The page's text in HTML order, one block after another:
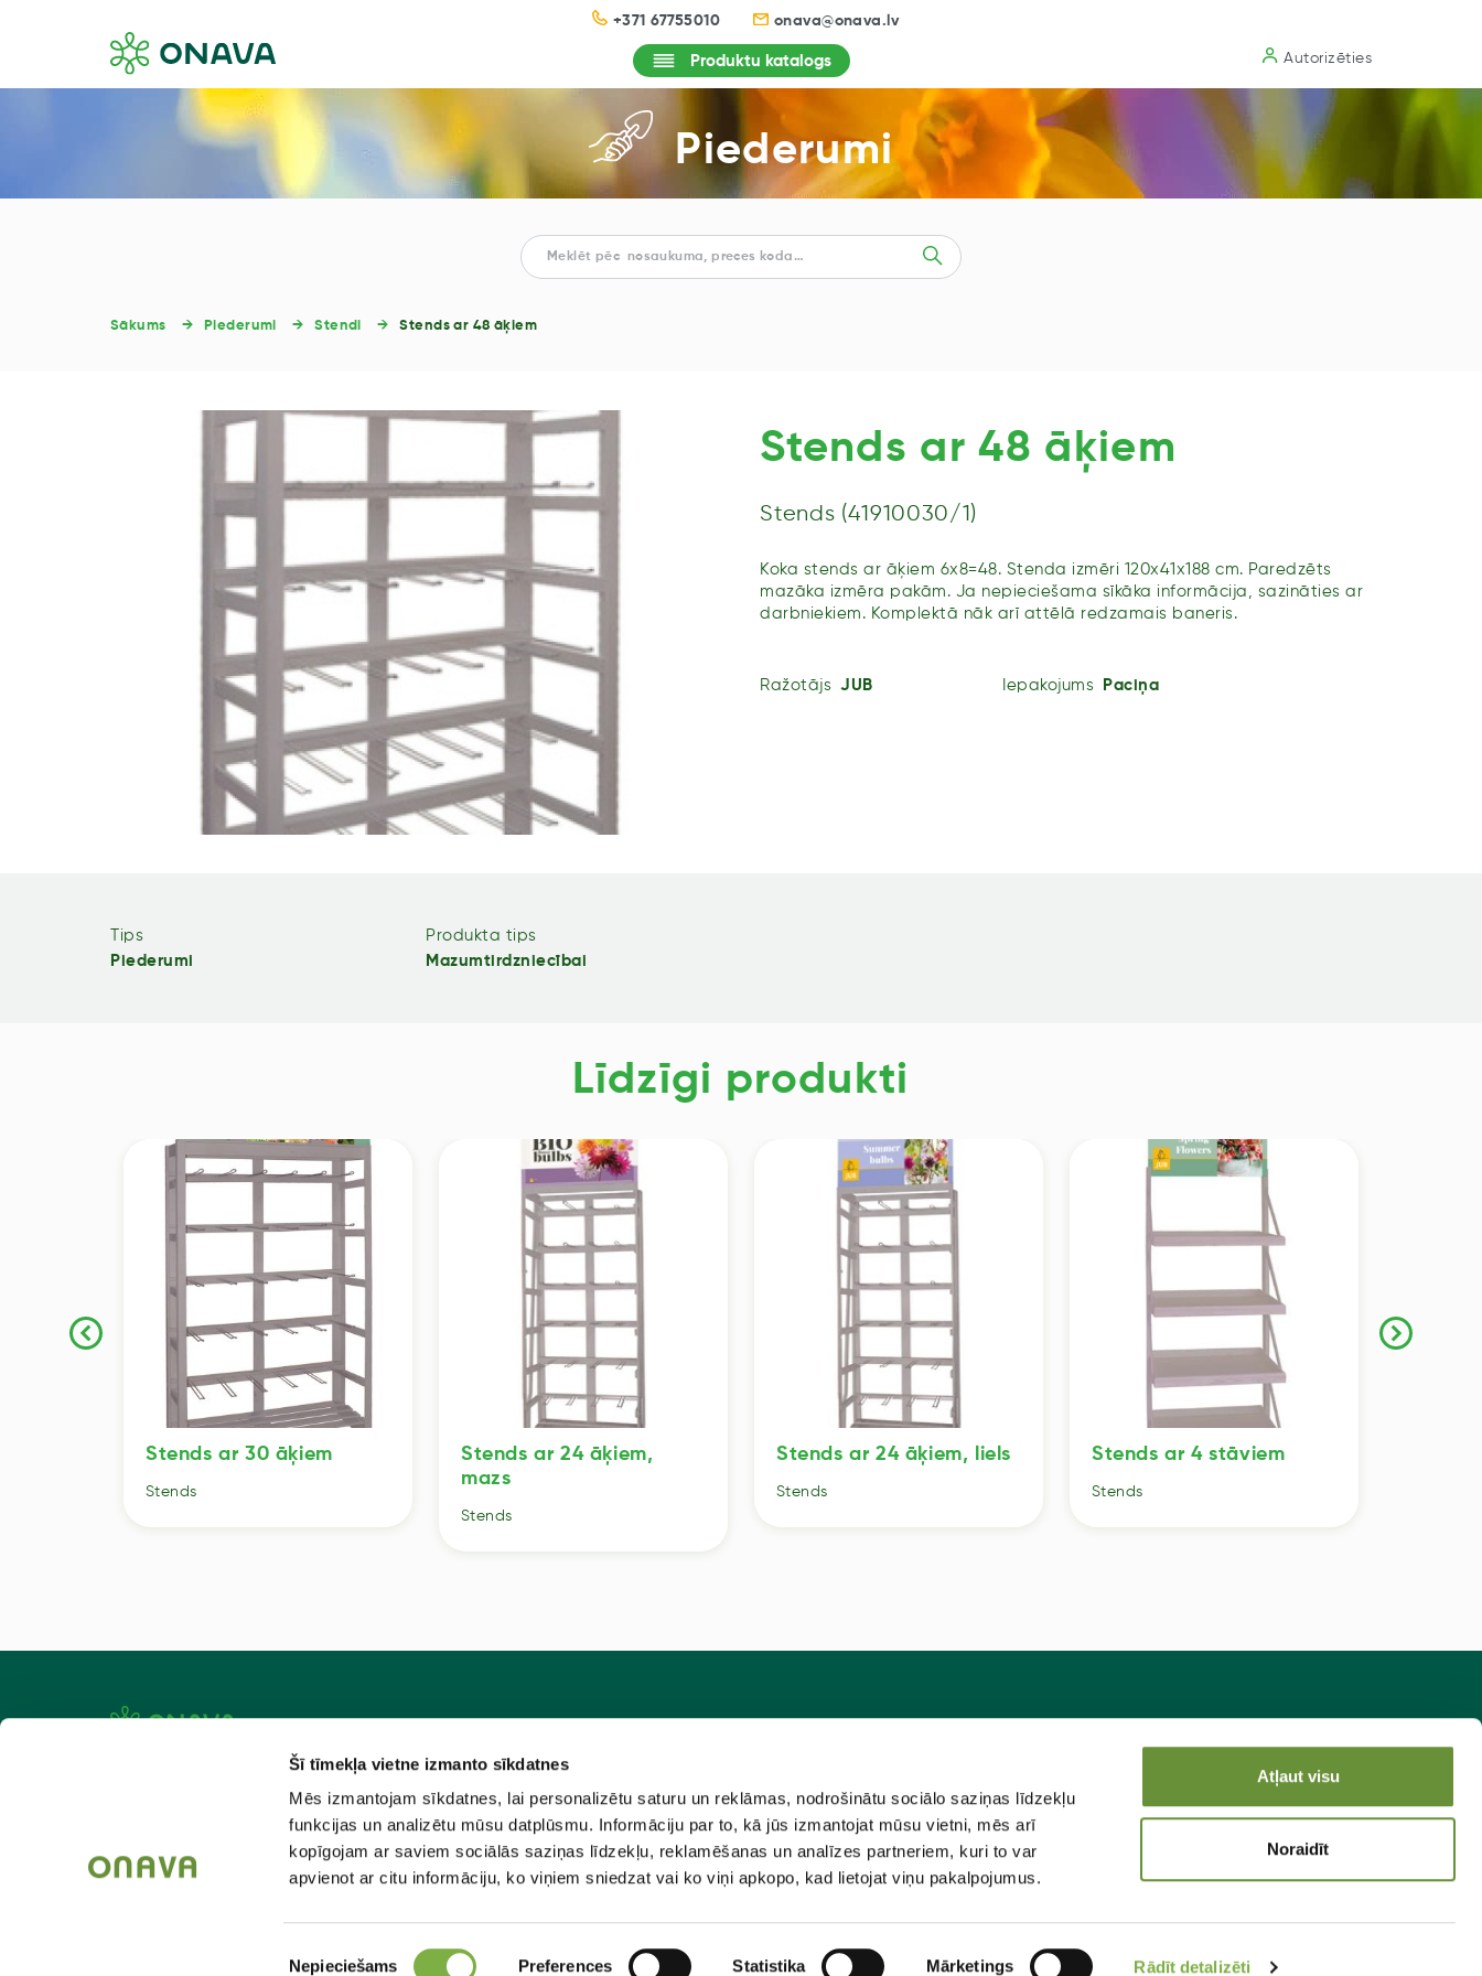
Šī tīmekļa vietne izmanto sīkdatnes
Mēs izmantojam sīkdatnes, lai personalizētu saturu un reklāmas, nodrošinātu sociālo saziņas līdzekļu
funkcijas un analizētu mūsu datplūsmu. Informāciju par to, kā jūs izmantojat mūsu vietni, mēs arī
kopīgojam ar saviem sociālās saziņas līdzekļu, reklamēšanas un analīzes partneriem, kuri to var
apvienot ar citu informāciju, ko viņiem sniedzat vai ko viņi apkopo, kad lietojat viņu pakalpojumus.
Nepieciešams Preferences Statistika Mārketings Rādīt detalizēti
Atļaut visu
Noraidīt
+371 67755010 onava@onava.lv
Produktu katalogs Autorizēties
Piederumi
Sākums Piederumi Stendi Stends ar 48 āķiem
Stends ar 48 āķiem
Stends (41910030/1)
Koka stends ar āķiem 6x8=48. Stenda izmēri 120x41x188 cm. Paredzēts
mazāka izmēra pakām. Ja nepieciešama sīkāka informācija, sazināties ar
darbniekiem. Komplektā nāk arī attēlā redzamais baneris.
Ražotājs JUB Iepakojums Paciņa
Tips
Piederumi
Produkta tips
Mazumtirdzniecībai
Līdzīgi produkti
Stends ar 30 āķiem
Stends
Stends ar 24 āķiem,
mazs
Stends
Stends ar 24 āķiem, liels
Stends
Stends ar 4 stāviem
Stends
Kontakti
Kad pasūtīt?
Piegāde
Lietošanas noteikumi
Sēklas
Sīpolpuķes
Piederumi